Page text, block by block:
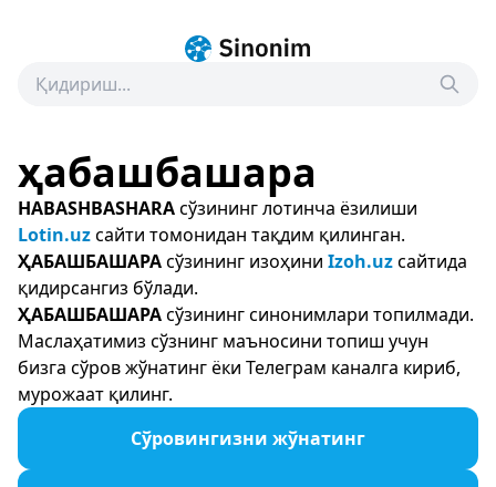
ҳабашбашара
HABASHBASHARAсўзининг лотинча ёзилиши
Lotin.uzсайти томонидан тақдим қилинган.
ҲАБАШБАШАРАсўзининг изоҳини Izoh.uzсайтида
қидирсангиз бўлади.
ҲАБАШБАШАРАсўзининг синонимлари топилмади.
Маслаҳатимиз сўзнинг маъносини топиш учун
бизга сўров жўнатинг ёки Телеграм каналга кириб,
мурожаат қилинг.
Сўровингизни жўнатинг